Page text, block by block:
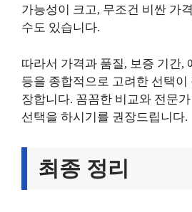
가능성이 크고, 무조건 비싼 가
수도 있습니다.
따라서 가격과 품질, 보증 기간,
등을 종합적으로 고려한 선택이
장합니다. 꼼꼼한 비교와 전문
선택을 하시기를 권장드립니다.
최종 정리